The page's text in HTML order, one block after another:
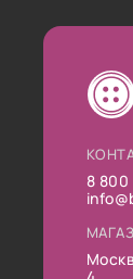
8 800